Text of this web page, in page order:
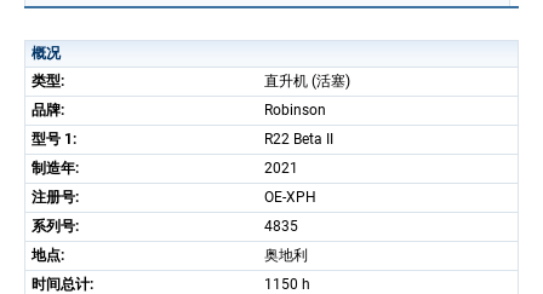
概况
类型:
直升机 (活塞)
品牌:
Robinson
型号 1:
R22 Beta II
制造年:
2021
注册号:
OE-XPH
系列号:
4835
地点:
奥地利
时间总计:
1150 h